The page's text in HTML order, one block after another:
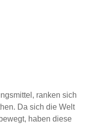
ranken sich
Da sich die Welt
haben diese